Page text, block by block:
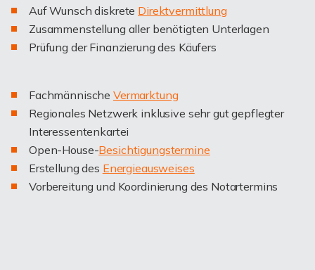
Auf Wunsch diskrete Direktvermittlung
Zusammenstellung aller benötigten Unterlagen
Prüfung der Finanzierung des Käufers
Fachmännische Vermarktung
Regionales Netzwerk inklusive sehr gut gepflegter
Interessentenkartei
Open-House-Besichtigungstermine
Erstellung des Energieausweises
Vorbereitung und Koordinierung des Notartermins